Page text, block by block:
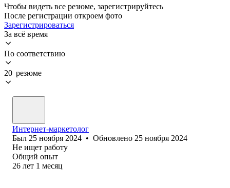
Чтобы видеть все резюме, зарегистрируйтесь
После регистрации откроем фото
Зарегистрироваться
За всё время
По соответствию
20 резюме
Интернет-маркетолог
Был 25 ноября 2024 • Обновлено 25 ноября 2024
Не ищет работу
Общий опыт
26 лет 1 месяц